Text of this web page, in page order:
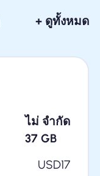
+ ดูทั้งหมด
ไม่ จำกัด
37 GB
USD17